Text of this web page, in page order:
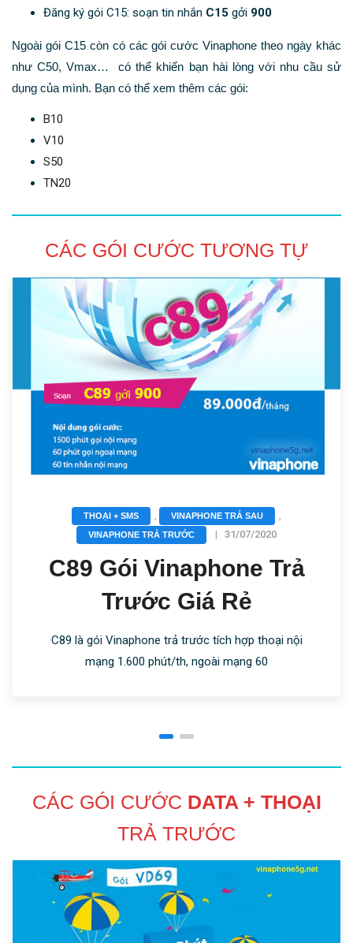
Đăng ký gói C15: soạn tin nhắn C15 gởi 900
Ngoài gói C15 còn có các gói cước Vinaphone theo ngày khác
như C50, Vmax… có thể khiến bạn hài lòng với nhu cầu sử
dụng của mình. Bạn có thể xem thêm các gói:
B10
V10
S50
TN20
CÁC GÓI CƯỚC TƯƠNG TỰ
THOẠI + SMS VINAPHONE TRẢ SAU
VINAPHONE TRẢ TRƯỚC | 31/07/2020
C89 Gói Vinaphone Trả
Trước Giá Rẻ
C89 là gói Vinaphone trả trước tích hợp thoại nội
mạng 1.600 phút/th, ngoài mạng 60
CÁC GÓI CƯỚC DATA + THOẠI
TRẢ TRƯỚC